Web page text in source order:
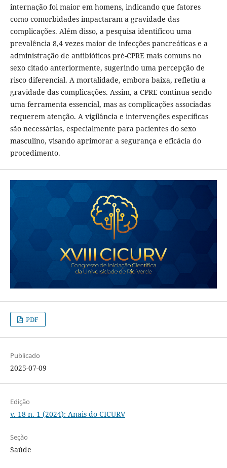
internação foi maior em homens, indicando que fatores
como comorbidades impactaram a gravidade das
complicações. Além disso, a pesquisa identificou uma
prevalência 8,4 vezes maior de infecções pancreáticas e a
administração de antibióticos pré-CPRE mais comuns no
sexo citado anteriormente, sugerindo uma percepção de
risco diferencial. A mortalidade, embora baixa, refletiu a
gravidade das complicações. Assim, a CPRE continua sendo
uma ferramenta essencial, mas as complicações associadas
requerem atenção. A vigilância e intervenções específicas
são necessárias, especialmente para pacientes do sexo
masculino, visando aprimorar a segurança e eficácia do
procedimento.
PDF
Publicado
2025-07-09
Edição
v. 18 n. 1 (2024): Anais do CICURV
Seção
Saúde